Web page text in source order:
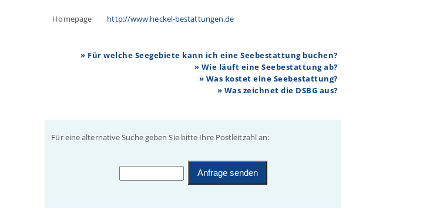
Homepage http://www.heckel-bestattungen.de
» Für welche Seegebiete kann ich eine Seebestattung buchen?
» Wie läuft eine Seebestattung ab?
» Was kostet eine Seebestattung?
» Was zeichnet die DSBG aus?
Für eine alternative Suche geben Sie bitte Ihre Postleitzahl an: